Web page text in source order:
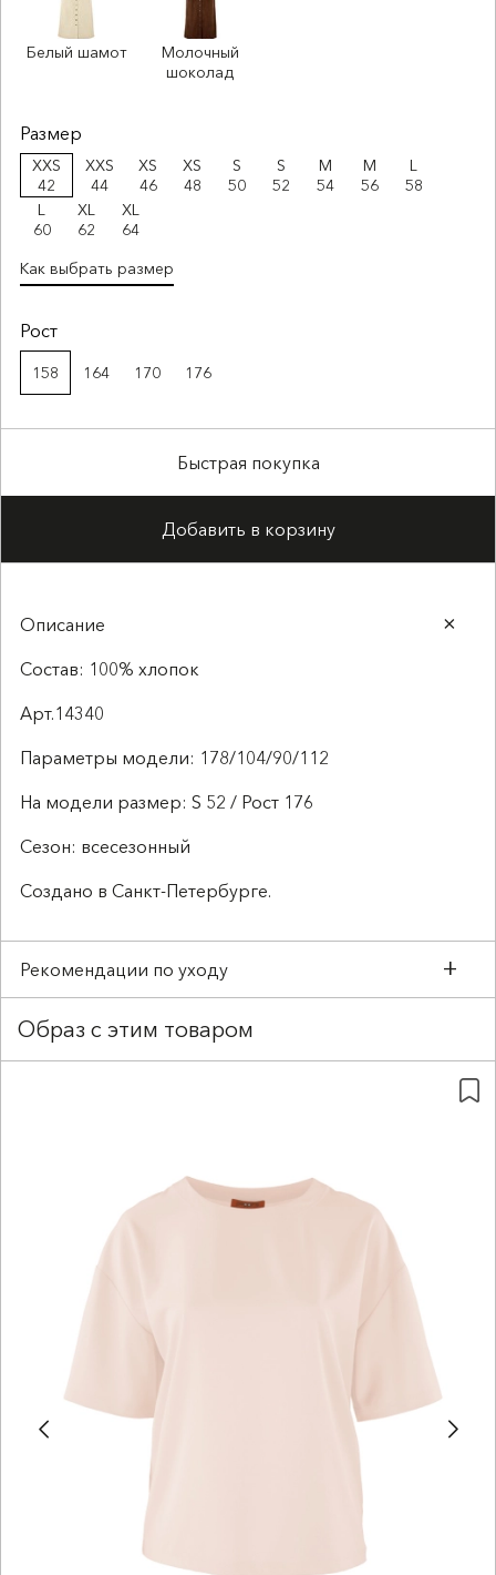
Белый шамот
Молочный
шоколад
Размер
XXS
42
XXS
44
XS
46
XS
48
S
50
S
52
M
54
M
56
L
58
L
60
XL
62
XL
64
Как выбрать размер
Рост
158 164 170 176
Быстрая покупка
Добавить в корзину
Описание
Состав: 100% хлопок
Арт.14340
Параметры модели: 178/104/90/112
На модели размер: S 52 / Рост 176
Сезон: всесезонный
Создано в Санкт-Петербурге.
Рекомендации по уходу
Образ с этим товаром